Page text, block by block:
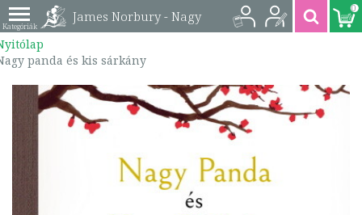
James Norbury - Nagy
| 9789635681815
0
panda és kis sárkány